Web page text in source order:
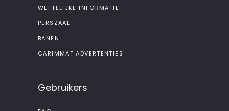
WETTELIJKE INFORMATIE
PERSZAAL
BANEN
CARIMMAT ADVERTENTIES
Gebruikers